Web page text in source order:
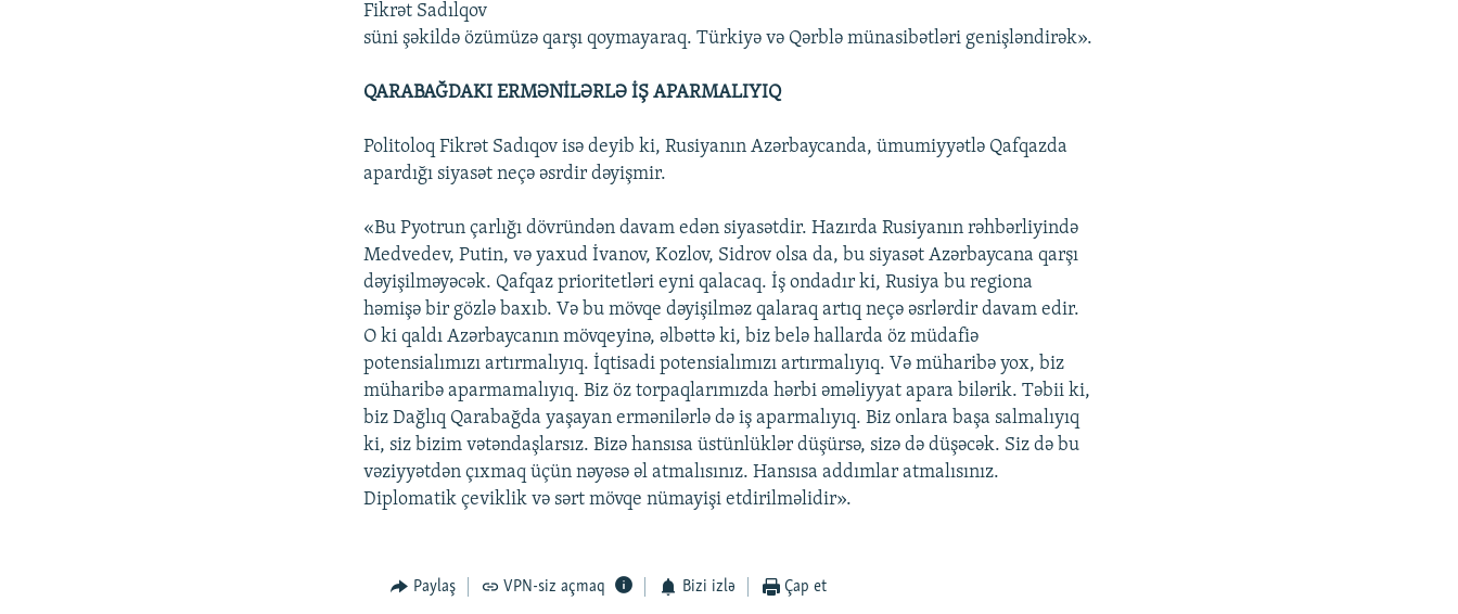
Fikrət Sadılqov
süni şəkildə özümüzə qarşı qoymayaraq. Türkiyə və Qərblə münasibətləri genişləndirək».
QARABAĞDAKI ERMƏNİLƏRLƏ İŞ APARMALIYIQ
Politoloq Fikrət Sadıqov isə deyib ki, Rusiyanın Azərbaycanda, ümumiyyətlə Qafqazda
apardığı siyasət neçə əsrdir dəyişmir.
«Bu Pyotrun çarlığı dövründən davam edən siyasətdir. Hazırda Rusiyanın rəhbərliyində
Medvedev, Putin, və yaxud İvanov, Kozlov, Sidrov olsa da, bu siyasət Azərbaycana qarşı
dəyişilməyəcək. Qafqaz prioritetləri eyni qalacaq. İş ondadır ki, Rusiya bu regiona
həmişə bir gözlə baxıb. Və bu mövqe dəyişilməz qalaraq artıq neçə əsrlərdir davam edir.
O ki qaldı Azərbaycanın mövqeyinə, əlbəttə ki, biz belə hallarda öz müdafiə
potensialımızı artırmalıyıq. İqtisadi potensialımızı artırmalıyıq. Və müharibə yox, biz
müharibə aparmamalıyıq. Biz öz torpaqlarımızda hərbi əməliyyat apara bilərik. Təbii ki,
biz Dağlıq Qarabağda yaşayan ermənilərlə də iş aparmalıyıq. Biz onlara başa salmalıyıq
ki, siz bizim vətəndaşlarsız. Bizə hansısa üstünlüklər düşürsə, sizə də düşəcək. Siz də bu
vəziyyətdən çıxmaq üçün nəyəsə əl atmalısınız. Hansısa addımlar atmalısınız.
Diplomatik çeviklik və sərt mövqe nümayişi etdirilməlidir».
Paylaş VPN-siz açmaq Bizi izlə Çap et